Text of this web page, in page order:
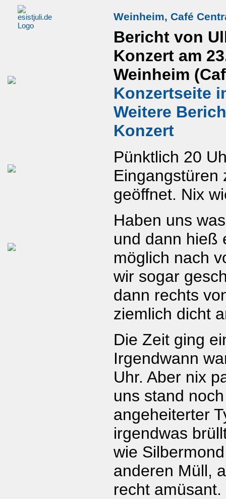
Weinheim, Café
Bericht von
Konzert am
Weinheim
Konzertseite
Weitere
Konzert
Pünktlich 20
Eingangstüren
geöffnet. Nix
Haben uns
und dann hieß
möglich nach
wir sogar
dann rechts
ziemlich dicht
Die Zeit ging
Irgendwann
Uhr. Aber nix
uns stand
angeheiterter
irgendwas
wie
anderen Müll,
recht amüsant.